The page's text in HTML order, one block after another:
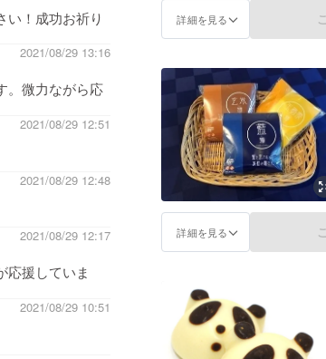
い！成功お祈り
2021/08/29 13:16
。微力ながら応
2021/08/29 12:51
2021/08/29 12:48
2021/08/29 12:17
応援していま
2021/08/29 10:51
詳細を見る
詳細を見る